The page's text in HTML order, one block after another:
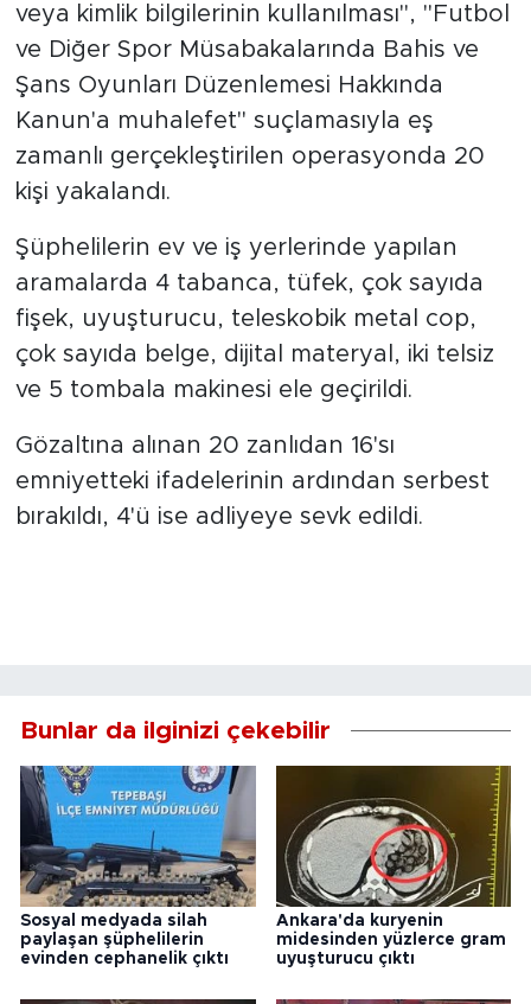
veya kimlik bilgilerinin kullanılması", "Futbol
ve Diğer Spor Müsabakalarında Bahis ve
Şans Oyunları Düzenlemesi Hakkında
Kanun'a muhalefet" suçlamasıyla eş
zamanlı gerçekleştirilen operasyonda 20
kişi yakalandı.
Şüphelilerin ev ve iş yerlerinde yapılan
aramalarda 4 tabanca, tüfek, çok sayıda
fişek, uyuşturucu, teleskobik metal cop,
çok sayıda belge, dijital materyal, iki telsiz
ve 5 tombala makinesi ele geçirildi.
Gözaltına alınan 20 zanlıdan 16'sı
emniyetteki ifadelerinin ardından serbest
bırakıldı, 4'ü ise adliyeye sevk edildi.
Bunlar da ilginizi çekebilir
Sosyal medyada silah
paylaşan şüphelilerin
evinden cephanelik çıktı
Ankara'da kuryenin
midesinden yüzlerce gram
uyuşturucu çıktı